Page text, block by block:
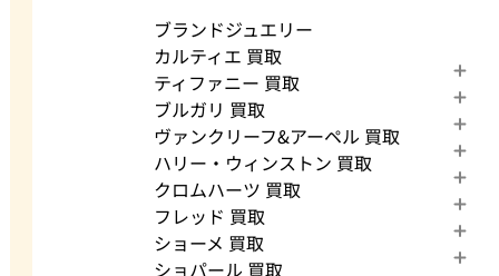
ブランドジュエリー
カルティエ 買取
ティファニー 買取
ブルガリ 買取
ヴァンクリーフ&アーペル 買取
ハリー・ウィンストン 買取
クロムハーツ 買取
フレッド 買取
ショーメ 買取
ショパール 買取